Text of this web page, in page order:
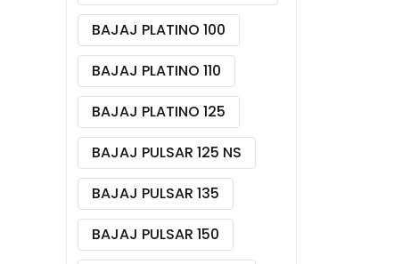
BAJAJ PLATINO 100
BAJAJ PLATINO 110
BAJAJ PLATINO 125
BAJAJ PULSAR 125 NS
BAJAJ PULSAR 135
BAJAJ PULSAR 150